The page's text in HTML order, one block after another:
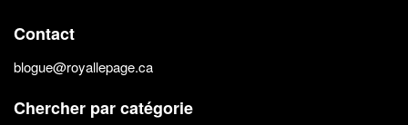
Contact
blogue@royallepage.ca
Chercher par catégorie